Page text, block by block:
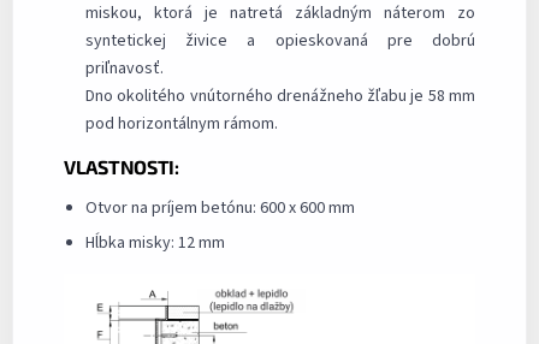
miskou, ktorá je natretá základným náterom zo
syntetickej živice a opieskovaná pre dobrú
priľnavosť.
Dno okolitého vnútorného drenážneho žľabu je 58 mm
pod horizontálnym rámom.
VLASTNOSTI:
Otvor na príjem betónu: 600 x 600 mm
Hĺbka misky: 12 mm